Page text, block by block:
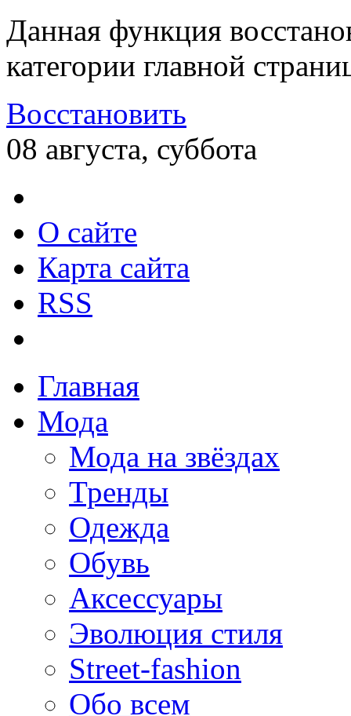
Данная функция
категории главной
Восстановить
08 августа, суббота
О сайте
Карта сайта
RSS
Главная
Мода
Мода на звёздах
Тренды
Одежда
Обувь
Аксессуары
Эволюция стиля
Street-fashion
Обо всем